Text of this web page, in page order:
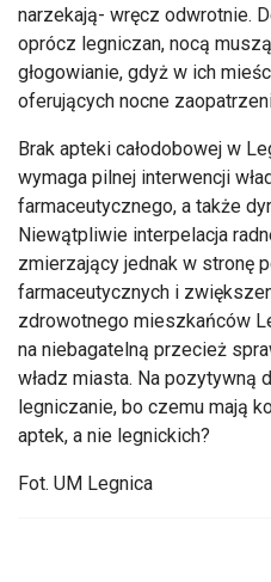
narzekają- wręcz odwrotnie.
oprócz legniczan, nocą
głogowianie, gdyż w ich
oferujących nocne
Brak apteki całodobowej w
wymaga pilnej interwencji
farmaceutycznego, a także
Niewątpliwie interpelacja
zmierzający jednak w stronę
farmaceutycznych i
zdrowotnego mieszkańców
na niebagatelną przecież
władz miasta. Na pozytywną
legniczanie, bo czemu mają
aptek, a nie legnickich?
Fot. UM Legnica